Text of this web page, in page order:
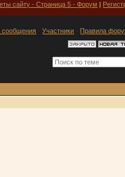
сайту - Страница 5 - Форум |
·Участники · Правила